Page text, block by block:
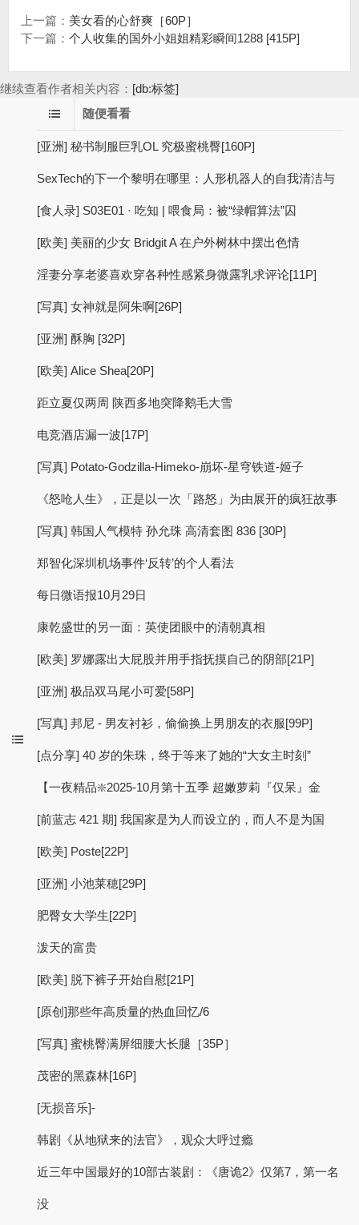
上一篇： 美女看的心舒爽［60P］
下一篇： 个人收集的国外小姐姐精彩瞬间1288 [415P]
继续查看作者相关内容： [db:标签]
随便看看
[亚洲] 秘书制服巨乳OL 究极蜜桃臀[160P]
SexTech的下一个黎明在哪里：人形机器人的自我清洁与
[食人录] S03E01 · 吃知 | 喂食局：被“绿帽算法”囚
[欧美] 美丽的少女 Bridgit A 在户外树林中摆出色情
淫妻分享老婆喜欢穿各种性感紧身微露乳求评论[11P]
[写真] 女神就是阿朱啊[26P]
[亚洲] 酥胸 [32P]
[欧美] Alice Shea[20P]
距立夏仅两周 陕西多地突降鹅毛大雪
电竞酒店漏一波[17P]
[写真] Potato-Godzilla-Himeko-崩坏-星穹铁道-姬子
《怒呛人生》，正是以一次「路怒」为由展开的疯狂故事
[写真] 韩国人气模特 孙允珠 高清套图 836 [30P]
郑智化深圳机场事件‘反转’的个人看法
每日微语报10月29日
康乾盛世的另一面：英使团眼中的清朝真相
[欧美] 罗娜露出大屁股并用手指抚摸自己的阴部[21P]
[亚洲] 极品双马尾小可爱[58P]
[写真] 邦尼 - 男友衬衫，偷偷换上男朋友的衣服[99P]
[点分享] 40 岁的朱珠，终于等来了她的“大女主时刻”
【一夜精品❇️2025-10月第十五季 超嫩萝莉『仅呆』金
[前蓝志 421 期] 我国家是为人而设立的，而人不是为国
[欧美] Poste[22P]
[亚洲] 小池莱穂[29P]
肥臀女大学生[22P]
泼天的富贵
[欧美] 脱下裤子开始自慰[21P]
[原创]那些年高质量的热血回忆/6
[写真] 蜜桃臀满屏细腰大长腿［35P］
茂密的黑森林[16P]
[无损音乐]-
韩剧《从地狱来的法官》，观众大呼过瘾
近三年中国最好的10部古装剧：《唐诡2》仅第7，第一名
没